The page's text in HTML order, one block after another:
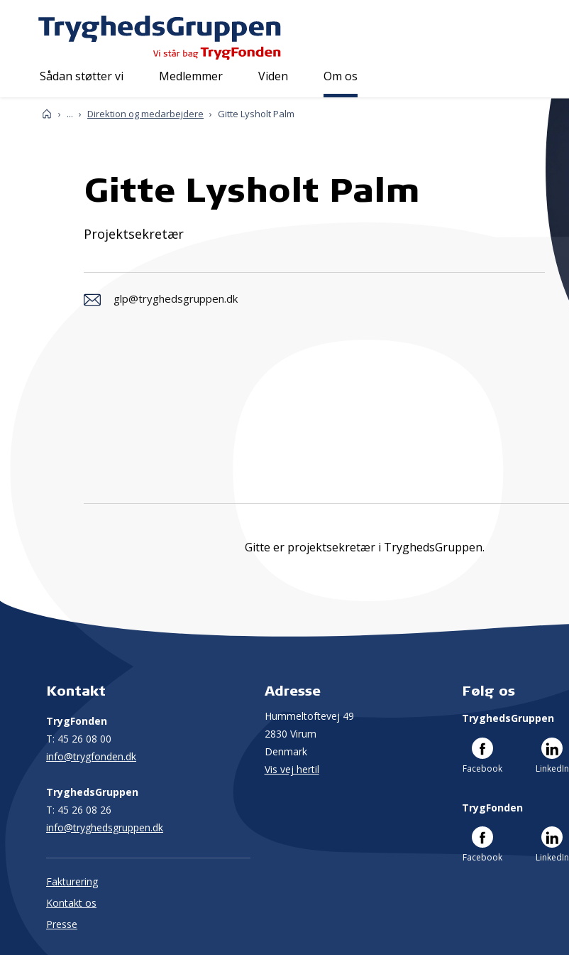
Sådan støtter vi Medlemmer Viden Om os
Forside
...
Om os
Mød os Direktion og medarbejdere Gitte Lysholt Palm
Gitte Lysholt Palm
Projektsekretær
glp@tryghedsgruppen.dk
Gitte er projektsekretær i TryghedsGruppen.
Kontakt
TrygFonden
T: 45 26 08 00
info@trygfonden.dk
TryghedsGruppen
T: 45 26 08 26
info@tryghedsgruppen.dk
Adresse
Hummeltoftevej 49
2830 Virum
Denmark
Vis vej hertil
Fakturering
Kontakt os
Presse
Følg os
TryghedsGruppen
Facebook LinkedIn
TrygFonden
Facebook LinkedIn